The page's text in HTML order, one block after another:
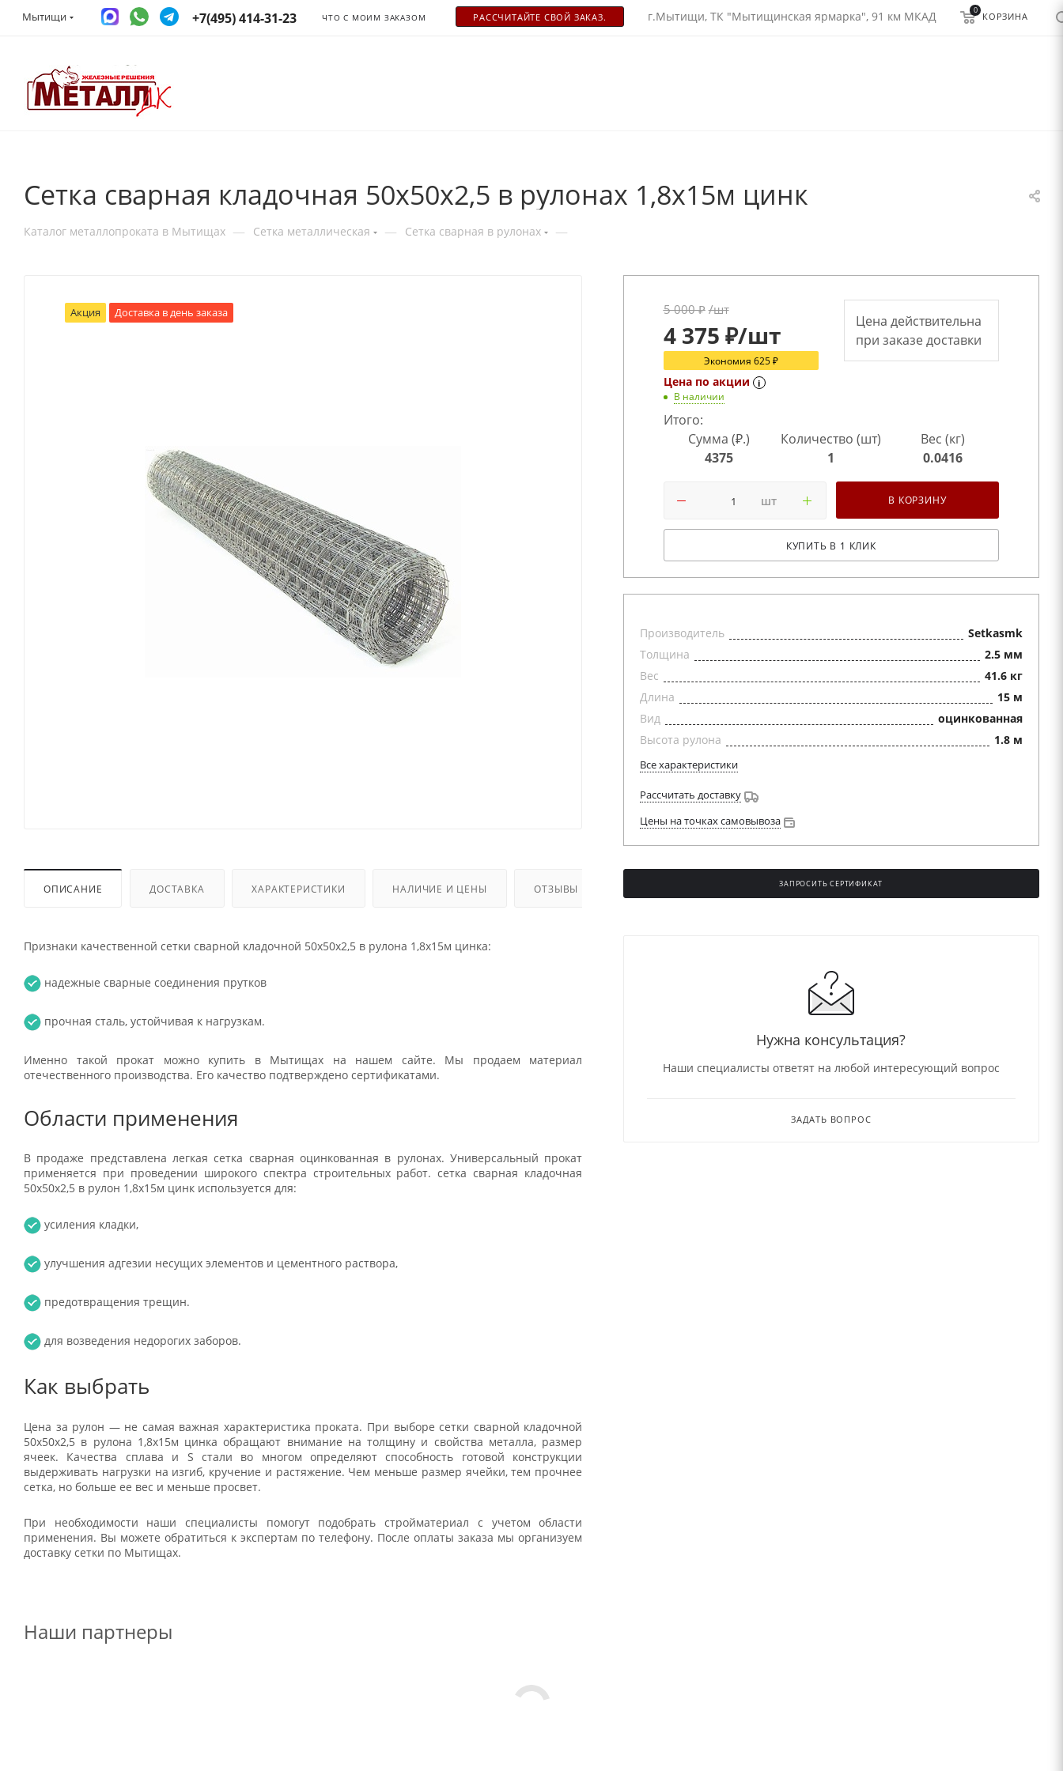
Мытищи +7(495) 414-31-23 ЧТО С МОИМ ЗАКАЗОМ РАСCЧИТАЙТЕ СВОЙ ЗАКАЗ. г.Мытищи, ТК "Мытищинская ярмарка", 91 км МКАД 0
КОРЗИНА
Сетка сварная кладочная 50x50х2,5 в рулонах 1,8х15м цинк
Каталог металлопроката в Мытищах — Сетка металлическая — Сетка сварная в рулонах —
Акция Доставка в день заказа
ОПИСАНИЕ ДОСТАВКА ХАРАКТЕРИСТИКИ НАЛИЧИЕ И ЦЕНЫ ОТЗЫВЫ
Признаки качественной сетки сварной кладочной 50x50х2,5 в рулона 1,8х15м цинка:
надежные сварные соединения прутков
прочная сталь, устойчивая к нагрузкам.
Именно такой прокат можно купить в Мытищах на нашем сайте. Мы продаем материал
отечественного производства. Его качество подтверждено сертификатами.
Области применения
В продаже представлена легкая сетка сварная оцинкованная в рулонах. Универсальный прокат
применяется при проведении широкого спектра строительных работ. сетка сварная кладочная
50x50х2,5 в рулон 1,8х15м цинк используется для:
усиления кладки,
улучшения адгезии несущих элементов и цементного раствора,
предотвращения трещин.
для возведения недорогих заборов.
Как выбрать
Цена за рулон — не самая важная характеристика проката. При выборе сетки сварной кладочной
50x50х2,5 в рулона 1,8х15м цинка обращают внимание на толщину и свойства металла, размер
ячеек. Качества сплава и S стали во многом определяют способность готовой конструкции
выдерживать нагрузки на изгиб, кручение и растяжение. Чем меньше размер ячейки, тем прочнее
сетка, но больше ее вес и меньше просвет.
При необходимости наши специалисты помогут подобрать стройматериал с учетом области
применения. Вы можете обратиться к экспертам по телефону. После оплаты заказа мы организуем
доставку сетки по Мытищах.
5 000₽ /шт
4 375 ₽/шт
Экономия 625₽
Цена по акции i
В наличии
Цена действительна
при заказе доставки
Итого:
Сумма (₽.)
4375
Количество (шт)
1
Вес (кг)
0.0416
шт В КОРЗИНУ
КУПИТЬ В 1 КЛИК
Производитель
Setkasmk
Толщина
2.5 мм
Вес
41.6 кг
Длина
15 м
Вид
оцинкованная
Высота рулона
1.8 м
Все характеристики
Рассчитать доставку
Цены на точках самовывоза
ЗАПРОСИТЬ СЕРТИФИКАТ
Нужна консультация?
Наши специалисты ответят на любой интересующий вопрос
ЗАДАТЬ ВОПРОС
Наши партнеры